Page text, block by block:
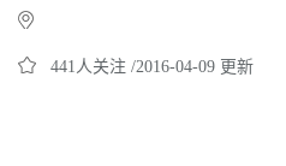
441人关注 /2016-04-09 更新